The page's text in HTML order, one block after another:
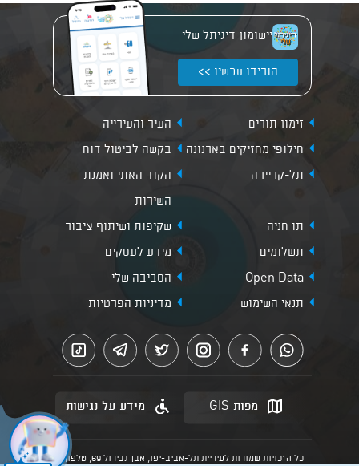
יישומון דיגיתל שלי
הורידו עכשיו >>
זימון תורים
העיר והעירייה
חילופי מחזיקים בארנונה
בקשה לביטול דוח
תל-קריירה
הקוד האתי ואמנת
השירות
תו חניה
שקיפות ושיתוף ציבור
תשלומים
מידע לעסקים
Open Data
הסביבה שלי
תנאי השימוש
מדיניות הפרטיות
מפות GIS מידע על נגישות
כל הזכויות שמורות לעיריית תל-אביב-יפו, אבן גבירול 69, טלפון: